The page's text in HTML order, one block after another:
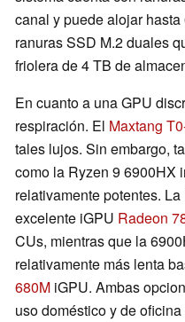
canal y puede alojar
ranuras SSD M.2 duales
friolera de 4 TB de
En cuanto a una GPU
respiración. El Maxtang
tales lujos. Sin embargo,
como la Ryzen 9 6900HX
relativamente potentes.
excelente iGPU Radeon
CUs, mientras que la
relativamente más lenta
680M iGPU. Ambas
uso doméstico y de